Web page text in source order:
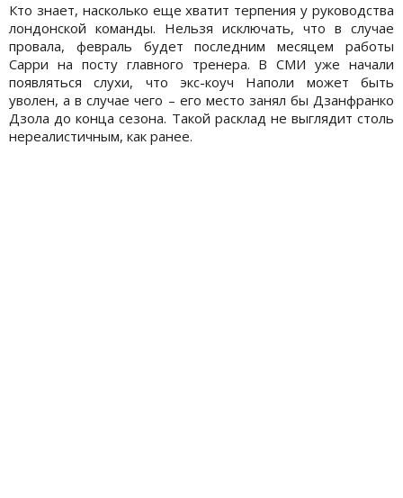
Кто знает, насколько еще хватит терпения у руководства
лондонской команды. Нельзя исключать, что в случае
провала, февраль будет последним месяцем работы
Сарри на посту главного тренера. В СМИ уже начали
появляться слухи, что экс-коуч Наполи может быть
уволен, а в случае чего – его место занял бы Дзанфранко
Дзола до конца сезона. Такой расклад не выглядит столь
нереалистичным, как ранее.